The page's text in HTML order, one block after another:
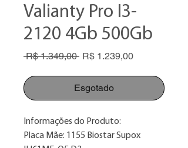
Valianty Pro I3-
2120 4Gb 500Gb
R$ 1.349,00 Preço
R$ 1.239,00Preço
Esgotado
Informações do Produto:
Placa Mãe: 1155 Biostar Supox